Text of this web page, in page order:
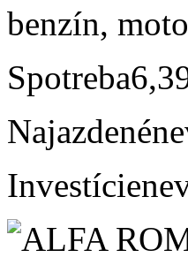
benzín,
Spotreba
Najazdené
Investície